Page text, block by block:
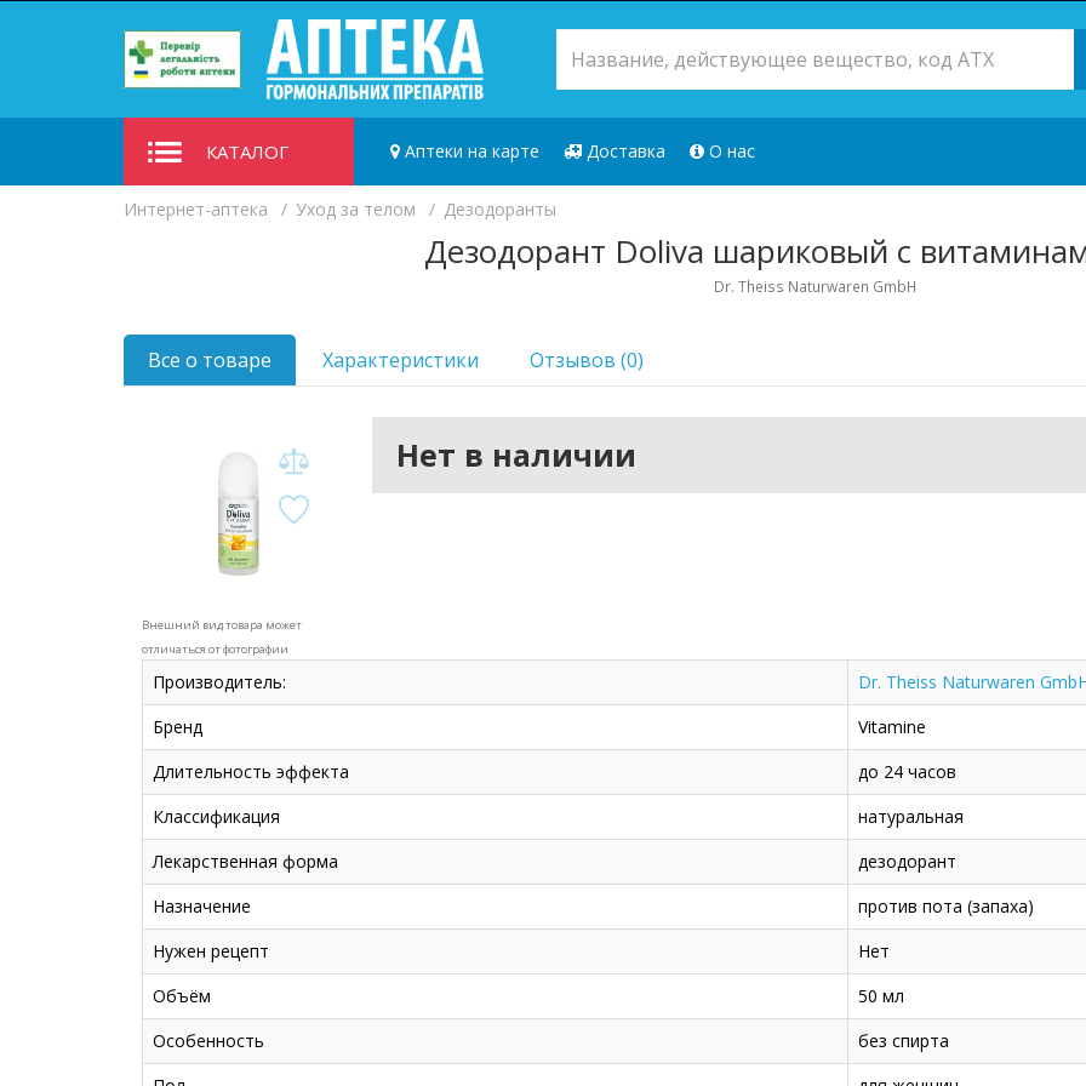
КАТАЛОГ Аптеки на карте Доставка О нас
Интернет-аптека Уход за телом Дезодоранты
Дезодорант Doliva шариковый с
Dr. Theiss Naturwaren GmbH
Все о товаре Характеристики Отзывов (0)
Внешний вид товара может
отличаться от фотографии
Нет в наличии
Производитель:
Dr. Theiss Naturwaren
Бренд
Vitamine
Длительность эффекта
до 24 часов
Классификация
натуральная
Лекарственная форма
дезодорант
Назначение
против пота (запаха)
Нужен рецепт
Нет
Объём
50 мл
Особенность
без спирта